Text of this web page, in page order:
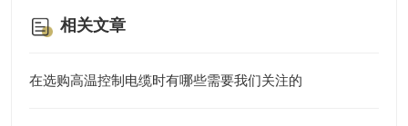
相关文章
在选购高温控制电缆时有哪些需要我们关注的